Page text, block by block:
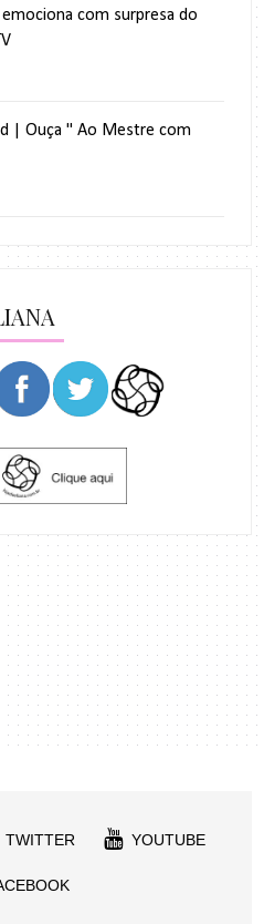
emociona com surpresa do
| Ouça " Ao Mestre com
TWITTER YOUTUBE